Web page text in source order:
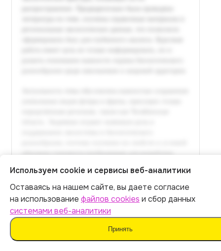
Итог:449р.
Оплатить
Используем cookie и сервисы веб-аналитики
Оставаясь на нашем сайте, вы даете согласие
на использование файлов cookies и сбор данных
системами веб-аналитики
Принять